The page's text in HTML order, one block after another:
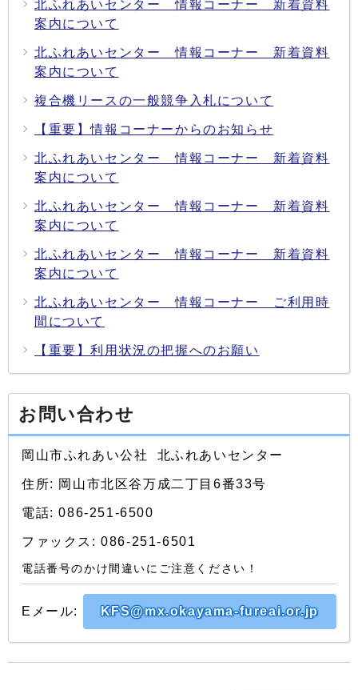
北ふれあいセンター 情報コーナー 新着資料
案内について
北ふれあいセンター 情報コーナー 新着資料
案内について
複合機リースの一般競争入札について
【重要】情報コーナーからのお知らせ
北ふれあいセンター 情報コーナー 新着資料
案内について
北ふれあいセンター 情報コーナー 新着資料
案内について
北ふれあいセンター 情報コーナー 新着資料
案内について
北ふれあいセンター 情報コーナー ご利用時
間について
【重要】利用状況の把握へのお願い
お問い合わせ
岡山市ふれあい公社 北ふれあいセンター
住所: 岡山市北区谷万成二丁目6番33号
電話: 086-251-6500
ファックス: 086-251-6501
電話番号のかけ間違いにご注意ください！
Eメール: KFS@mx.okayama-fureai.or.jp